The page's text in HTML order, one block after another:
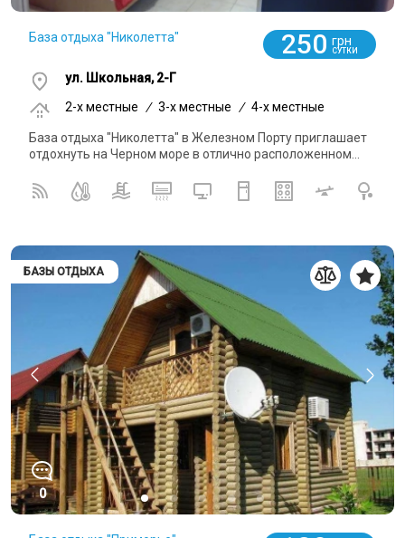
База отдыха "Николетта" 250 грн
СУТКИ
ул. Школьная, 2-Г
2-x местные
/ 3-x местные / 4-x местные
База отдыха "Николетта" в Железном Порту приглашает
отдохнуть на Черном море в отлично расположенном...
БАЗЫ ОТДЫХА
0